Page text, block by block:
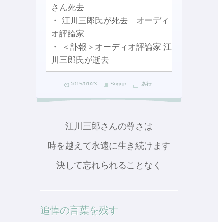
さん死去
・ 江川三郎氏が死去 オーディ
オ評論家
・ ＜訃報＞オーディオ評論家 江
川三郎氏が逝去
2015/01/23 Sogi.jp あ行
江川三郎さんの尊さは
時を越えて永遠に生き続けます
決して忘れられることなく
追悼の言葉を残す